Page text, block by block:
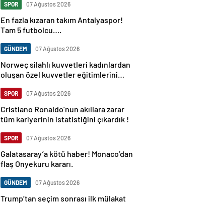
SPOR 07 Ağustos 2026
En fazla kızaran takım Antalyaspor!
Tam 5 futbolcu….
GÜNDEM 07 Ağustos 2026
Norweç silahlı kuvvetleri kadınlardan
oluşan özel kuvvetler eğitimlerini
SPOR 07 Ağustos 2026
Cristiano Ronaldo’nun akıllara zarar
tüm kariyerinin istatistiğini çıkardık !
SPOR 07 Ağustos 2026
Galatasaray’a kötü haber! Monaco’dan
flaş Onyekuru kararı.
GÜNDEM 07 Ağustos 2026
Trump’tan seçim sonrası ilk mülakat